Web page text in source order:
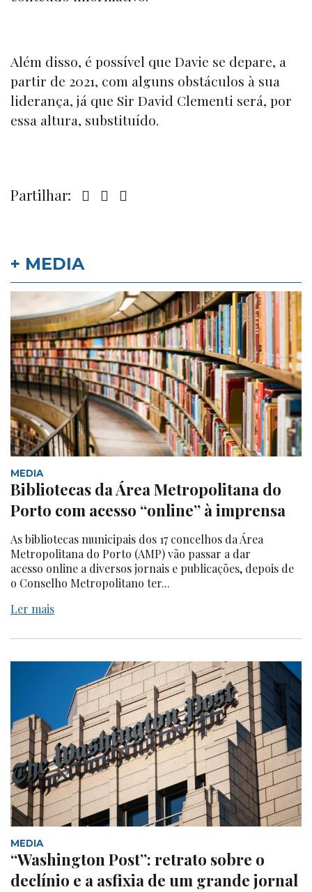
Além disso, é possível que Davie se depare, a
partir de 2021, com alguns obstáculos à sua
liderança, já que Sir David Clementi será, por
essa altura, substituído.
Partilhar:
+ MEDIA
MEDIA
Bibliotecas da Área Metropolitana do
Porto com acesso “online” à imprensa
As bibliotecas municipais dos 17 concelhos da Área
Metropolitana do Porto (AMP) vão passar a dar
acesso online a diversos jornais e publicações, depois de
o Conselho Metropolitano ter...
Ler mais
MEDIA
“Washington Post”: retrato sobre o
declínio e a asfixia de um grande jornal